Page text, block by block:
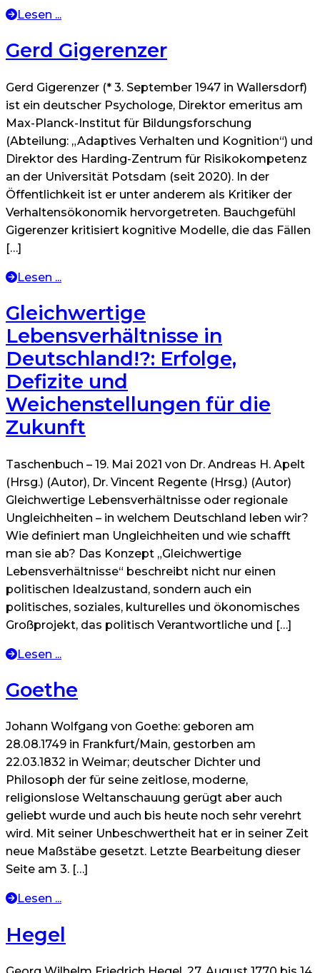
Lesen ...
Gerd Gigerenzer
Gerd Gigerenzer (* 3. September 1947 in Wallersdorf)
ist ein deutscher Psychologe, Direktor emeritus am
Max-Planck-Institut für Bildungsforschung
(Abteilung: „Adaptives Verhalten und Kognition“) und
Direktor des Harding-Zentrum für Risikokompetenz
an der Universität Potsdam (seit 2020). In der
Öffentlichkeit ist er unter anderem als Kritiker der
Verhaltensökonomik hervorgetreten. Bauchgefühl
Gigerenzer kritisiert kognitive Modelle, die das Fällen
[…]
Lesen ...
Gleichwertige
Lebensverhältnisse in
Deutschland!?: Erfolge,
Defizite und
Weichenstellungen für die
Zukunft
Taschenbuch – 19. Mai 2021 von Dr. Andreas H. Apelt
(Hrsg.) (Autor), Dr. Vincent Regente (Hrsg.) (Autor)
Gleichwertige Lebensverhältnisse oder regionale
Ungleichheiten – in welchem Deutschland leben wir?
Wie definiert man Ungleichheiten und wie schafft
man sie ab? Das Konzept „Gleichwertige
Lebensverhältnisse“ beschreibt nicht nur einen
politischen Idealzustand, sondern auch ein
politisches, soziales, kulturelles und ökonomisches
Großprojekt, das politisch Verantwortliche und […]
Lesen ...
Goethe
Johann Wolfgang von Goethe: geboren am
28.08.1749 in Frankfurt/Main, gestorben am
22.03.1832 in Weimar; deutscher Dichter und
Philosoph der für seine zeitlose, moderne,
religionslose Weltanschauung gerügt aber auch
geliebt wurde und auch bis heute noch sehr verehrt
wird. Mit seiner Unbeschwertheit hat er in seiner Zeit
neue Maßstäbe gesetzt. Letzte Bearbeitung dieser
Seite am 3. […]
Lesen ...
Hegel